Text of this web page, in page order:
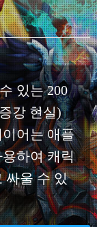
있는 200
강 현실)
어는 애플
하여 캐릭
싸울 수 있